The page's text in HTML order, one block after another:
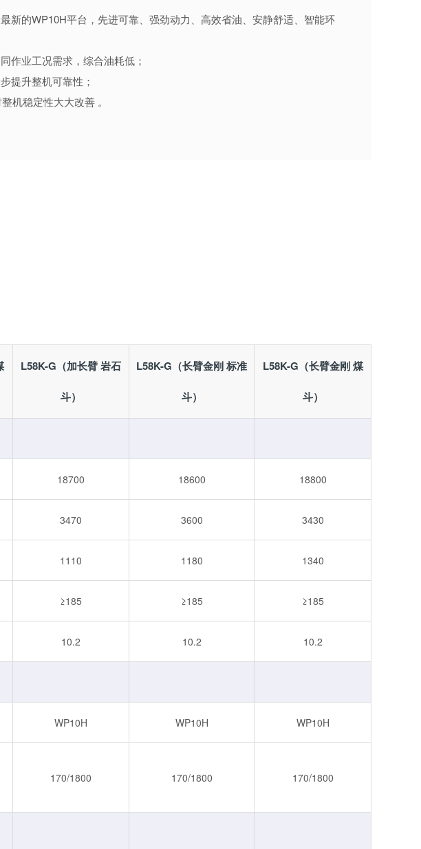
新的WP10H平台，先进可靠、强劲动力、高效省油、安静舒适、智能环
作业工况需求，综合油耗低；
提升整机可靠性；
机稳定性大大改善 。
L58K-G（加长臂 岩石
斗）
L58K-G（长臂金刚 标准
斗）
L58K-G（长臂金刚 煤
斗）
18700 18600 18800
3470 3600 3430
1110 1180 1340
≥185 ≥185 ≥185
10.2 10.2 10.2
WP10H WP10H WP10H
170/1800 170/1800 170/1800